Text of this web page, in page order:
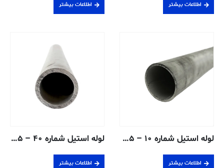
اطلاعات بیشتر اطلاعات بیشتر
لوله استیل شماره ۱۰ – ۱٫۹۰۵ سانتی متر – ۳۰۴/۳۰۴L جوش داده شده
اطلاعات بیشتر
لوله استیل شماره ۴۰ – ۰٫۶۳۵ سانتی متر – ۳۰۴/۳۰۴L جوش داده شده
اطلاعات بیشتر